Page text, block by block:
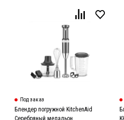
Под заказ
Блендер погружной KitchenAid
Серебряный медальон